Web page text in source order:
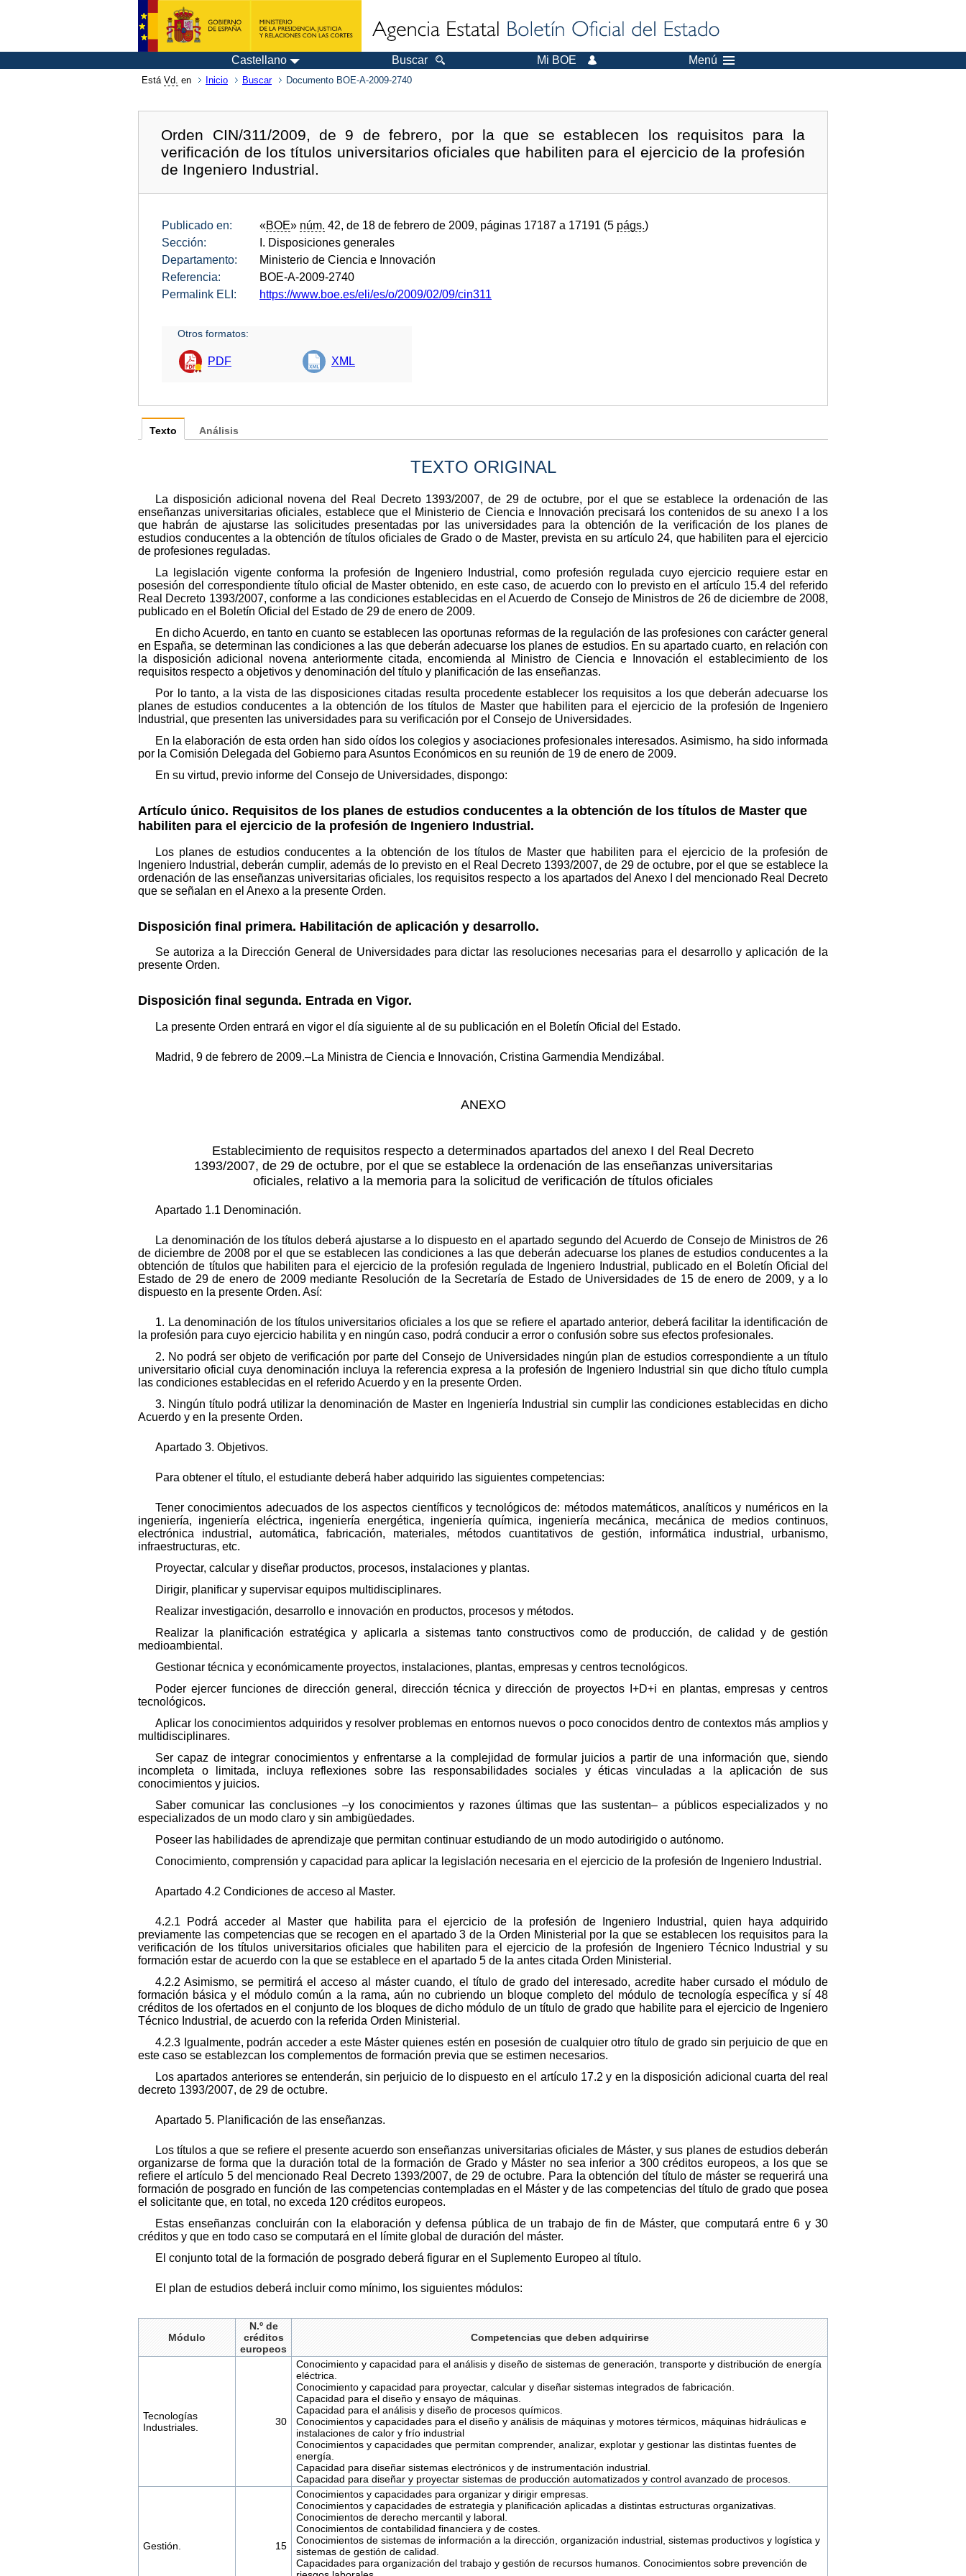
Castellano Buscar Mi BOE Menú
Está Vd. en Inicio Buscar Documento BOE-A-2009-2740
Orden CIN/311/2009, de 9 de febrero, por la que se establecen los requisitos para la
verificación de los títulos universitarios oficiales que habiliten para el ejercicio de la profesión
de Ingeniero Industrial.
Publicado en: «BOE» núm. 42, de 18 de febrero de 2009, páginas 17187 a 17191 (5 págs.)
Sección:
I. Disposiciones generales
Departamento:
Ministerio de Ciencia e Innovación
Referencia:
BOE-A-2009-2740
Permalink ELI:
https://www.boe.es/eli/es/o/2009/02/09/cin311
Otros formatos:
PDF XML
Texto
TEXTO ORIGINAL
La disposición adicional novena del Real Decreto 1393/2007, de 29 de octubre, por el que se establece la ordenación de las
enseñanzas universitarias oficiales, establece que el Ministerio de Ciencia e Innovación precisará los contenidos de su anexo I a los
que habrán de ajustarse las solicitudes presentadas por las universidades para la obtención de la verificación de los planes de
estudios conducentes a la obtención de títulos oficiales de Grado o de Master, prevista en su artículo 24, que habiliten para el ejercicio
de profesiones reguladas.
La legislación vigente conforma la profesión de Ingeniero Industrial, como profesión regulada cuyo ejercicio requiere estar en
posesión del correspondiente título oficial de Master obtenido, en este caso, de acuerdo con lo previsto en el artículo 15.4 del referido
Real Decreto 1393/2007, conforme a las condiciones establecidas en el Acuerdo de Consejo de Ministros de 26 de diciembre de 2008,
publicado en el Boletín Oficial del Estado de 29 de enero de 2009.
En dicho Acuerdo, en tanto en cuanto se establecen las oportunas reformas de la regulación de las profesiones con carácter general
en España, se determinan las condiciones a las que deberán adecuarse los planes de estudios. En su apartado cuarto, en relación con
la disposición adicional novena anteriormente citada, encomienda al Ministro de Ciencia e Innovación el establecimiento de los
requisitos respecto a objetivos y denominación del título y planificación de las enseñanzas.
Por lo tanto, a la vista de las disposiciones citadas resulta procedente establecer los requisitos a los que deberán adecuarse los
planes de estudios conducentes a la obtención de los títulos de Master que habiliten para el ejercicio de la profesión de Ingeniero
Industrial, que presenten las universidades para su verificación por el Consejo de Universidades.
En la elaboración de esta orden han sido oídos los colegios y asociaciones profesionales interesados. Asimismo, ha sido informada
por la Comisión Delegada del Gobierno para Asuntos Económicos en su reunión de 19 de enero de 2009.
En su virtud, previo informe del Consejo de Universidades, dispongo:
Artículo único. Requisitos de los planes de estudios conducentes a la obtención de los títulos de Master que
habiliten para el ejercicio de la profesión de Ingeniero Industrial.
Los planes de estudios conducentes a la obtención de los títulos de Master que habiliten para el ejercicio de la profesión de
Ingeniero Industrial, deberán cumplir, además de lo previsto en el Real Decreto 1393/2007, de 29 de octubre, por el que se establece la
ordenación de las enseñanzas universitarias oficiales, los requisitos respecto a los apartados del Anexo I del mencionado Real Decreto
que se señalan en el Anexo a la presente Orden.
Disposición final primera. Habilitación de aplicación y desarrollo.
Se autoriza a la Dirección General de Universidades para dictar las resoluciones necesarias para el desarrollo y aplicación de la
presente Orden.
Disposición final segunda. Entrada en Vigor.
La presente Orden entrará en vigor el día siguiente al de su publicación en el Boletín Oficial del Estado.
Madrid, 9 de febrero de 2009.–La Ministra de Ciencia e Innovación, Cristina Garmendia Mendizábal.
ANEXO
Establecimiento de requisitos respecto a determinados apartados del anexo I del Real Decreto
1393/2007, de 29 de octubre, por el que se establece la ordenación de las enseñanzas universitarias
oficiales, relativo a la memoria para la solicitud de verificación de títulos oficiales
Apartado 1.1 Denominación.
La denominación de los títulos deberá ajustarse a lo dispuesto en el apartado segundo del Acuerdo de Consejo de Ministros de 26
de diciembre de 2008 por el que se establecen las condiciones a las que deberán adecuarse los planes de estudios conducentes a la
obtención de títulos que habiliten para el ejercicio de la profesión regulada de Ingeniero Industrial, publicado en el Boletín Oficial del
Estado de 29 de enero de 2009 mediante Resolución de la Secretaría de Estado de Universidades de 15 de enero de 2009, y a lo
dispuesto en la presente Orden. Así:
1. La denominación de los títulos universitarios oficiales a los que se refiere el apartado anterior, deberá facilitar la identificación de
la profesión para cuyo ejercicio habilita y en ningún caso, podrá conducir a error o confusión sobre sus efectos profesionales.
2. No podrá ser objeto de verificación por parte del Consejo de Universidades ningún plan de estudios correspondiente a un título
universitario oficial cuya denominación incluya la referencia expresa a la profesión de Ingeniero Industrial sin que dicho título cumpla
las condiciones establecidas en el referido Acuerdo y en la presente Orden.
3. Ningún título podrá utilizar la denominación de Master en Ingeniería Industrial sin cumplir las condiciones establecidas en dicho
Acuerdo y en la presente Orden.
Apartado 3. Objetivos.
Para obtener el título, el estudiante deberá haber adquirido las siguientes competencias:
Tener conocimientos adecuados de los aspectos científicos y tecnológicos de: métodos matemáticos, analíticos y numéricos en la
ingeniería, ingeniería eléctrica, ingeniería energética, ingeniería química, ingeniería mecánica, mecánica de medios continuos,
electrónica industrial, automática, fabricación, materiales, métodos cuantitativos de gestión, informática industrial, urbanismo,
infraestructuras, etc.
Proyectar, calcular y diseñar productos, procesos, instalaciones y plantas.
Dirigir, planificar y supervisar equipos multidisciplinares.
Realizar investigación, desarrollo e innovación en productos, procesos y métodos.
Realizar la planificación estratégica y aplicarla a sistemas tanto constructivos como de producción, de calidad y de gestión
medioambiental.
Gestionar técnica y económicamente proyectos, instalaciones, plantas, empresas y centros tecnológicos.
Poder ejercer funciones de dirección general, dirección técnica y dirección de proyectos I+D+i en plantas, empresas y centros
tecnológicos.
Aplicar los conocimientos adquiridos y resolver problemas en entornos nuevos o poco conocidos dentro de contextos más amplios y
multidisciplinares.
Ser capaz de integrar conocimientos y enfrentarse a la complejidad de formular juicios a partir de una información que, siendo
incompleta o limitada, incluya reflexiones sobre las responsabilidades sociales y éticas vinculadas a la aplicación de sus
conocimientos y juicios.
Saber comunicar las conclusiones –y los conocimientos y razones últimas que las sustentan– a públicos especializados y no
especializados de un modo claro y sin ambigüedades.
Poseer las habilidades de aprendizaje que permitan continuar estudiando de un modo autodirigido o autónomo.
Conocimiento, comprensión y capacidad para aplicar la legislación necesaria en el ejercicio de la profesión de Ingeniero Industrial.
Apartado 4.2 Condiciones de acceso al Master.
4.2.1 Podrá acceder al Master que habilita para el ejercicio de la profesión de Ingeniero Industrial, quien haya adquirido
previamente las competencias que se recogen en el apartado 3 de la Orden Ministerial por la que se establecen los requisitos para la
verificación de los títulos universitarios oficiales que habiliten para el ejercicio de la profesión de Ingeniero Técnico Industrial y su
formación estar de acuerdo con la que se establece en el apartado 5 de la antes citada Orden Ministerial.
4.2.2 Asimismo, se permitirá el acceso al máster cuando, el título de grado del interesado, acredite haber cursado el módulo de
formación básica y el módulo común a la rama, aún no cubriendo un bloque completo del módulo de tecnología específica y sí 48
créditos de los ofertados en el conjunto de los bloques de dicho módulo de un título de grado que habilite para el ejercicio de Ingeniero
Técnico Industrial, de acuerdo con la referida Orden Ministerial.
4.2.3 Igualmente, podrán acceder a este Máster quienes estén en posesión de cualquier otro título de grado sin perjuicio de que en
este caso se establezcan los complementos de formación previa que se estimen necesarios.
Los apartados anteriores se entenderán, sin perjuicio de lo dispuesto en el artículo 17.2 y en la disposición adicional cuarta del real
decreto 1393/2007, de 29 de octubre.
Apartado 5. Planificación de las enseñanzas.
Los títulos a que se refiere el presente acuerdo son enseñanzas universitarias oficiales de Máster, y sus planes de estudios deberán
organizarse de forma que la duración total de la formación de Grado y Máster no sea inferior a 300 créditos europeos, a los que se
refiere el artículo 5 del mencionado Real Decreto 1393/2007, de 29 de octubre. Para la obtención del título de máster se requerirá una
formación de posgrado en función de las competencias contempladas en el Máster y de las competencias del título de grado que posea
el solicitante que, en total, no exceda 120 créditos europeos.
Estas enseñanzas concluirán con la elaboración y defensa pública de un trabajo de fin de Máster, que computará entre 6 y 30
créditos y que en todo caso se computará en el límite global de duración del máster.
El conjunto total de la formación de posgrado deberá figurar en el Suplemento Europeo al título.
El plan de estudios deberá incluir como mínimo, los siguientes módulos:
Módulo
N.º de
créditos
europeos
Competencias que deben adquirirse
Tecnologías
Industriales.
30
Conocimiento y capacidad para el análisis y diseño de sistemas de generación, transporte y distribución de energía
eléctrica.
Conocimiento y capacidad para proyectar, calcular y diseñar sistemas integrados de fabricación.
Capacidad para el diseño y ensayo de máquinas.
Capacidad para el análisis y diseño de procesos químicos.
Conocimientos y capacidades para el diseño y análisis de máquinas y motores térmicos, máquinas hidráulicas e
instalaciones de calor y frío industrial
Conocimientos y capacidades que permitan comprender, analizar, explotar y gestionar las distintas fuentes de
energía.
Capacidad para diseñar sistemas electrónicos y de instrumentación industrial.
Capacidad para diseñar y proyectar sistemas de producción automatizados y control avanzado de procesos.
Gestión. 15
Conocimientos y capacidades para organizar y dirigir empresas.
Conocimientos y capacidades de estrategia y planificación aplicadas a distintas estructuras organizativas.
Conocimientos de derecho mercantil y laboral.
Conocimientos de contabilidad financiera y de costes.
Conocimientos de sistemas de información a la dirección, organización industrial, sistemas productivos y logística y
sistemas de gestión de calidad.
Capacidades para organización del trabajo y gestión de recursos humanos. Conocimientos sobre prevención de
Análisis